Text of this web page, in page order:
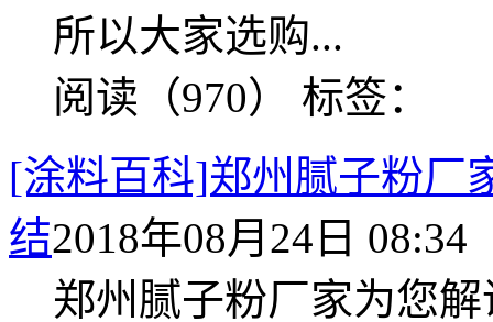
所以大家选购...
阅读（970） 标签：
[涂料百科]郑州腻子粉厂
结2018年08月24日 08:34
郑州腻子粉厂家为您